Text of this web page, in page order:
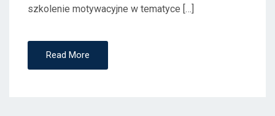
szkolenie motywacyjne w tematyce […]
Read More